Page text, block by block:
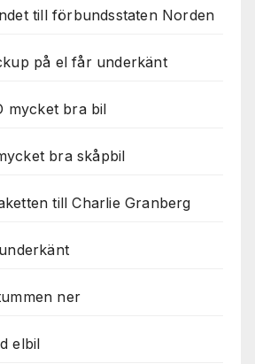
till förbundsstaten Norden
på el får underkänt
mycket bra bil
bra skåpbil
till Charlie Granberg
ner
elbil